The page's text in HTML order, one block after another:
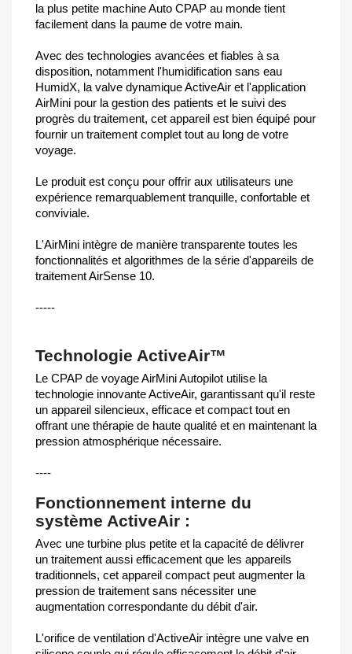
la plus petite machine Auto CPAP au monde tient
facilement dans la paume de votre main.
Avec des technologies avancées et fiables à sa
disposition, notamment l'humidification sans eau
HumidX, la valve dynamique ActiveAir et l'application
AirMini pour la gestion des patients et le suivi des
progrès du traitement, cet appareil est bien équipé pour
fournir un traitement complet tout au long de votre
voyage.
Le produit est conçu pour offrir aux utilisateurs une
expérience remarquablement tranquille, confortable et
conviviale.
L'AirMini intègre de manière transparente toutes les
fonctionnalités et algorithmes de la série d'appareils de
traitement AirSense 10.
-----
Technologie ActiveAir™
Le CPAP de voyage AirMini Autopilot utilise la
technologie innovante ActiveAir, garantissant qu'il reste
un appareil silencieux, efficace et compact tout en
offrant une thérapie de haute qualité et en maintenant la
pression atmosphérique nécessaire.
----
Fonctionnement interne du
système ActiveAir :
Avec une turbine plus petite et la capacité de délivrer
un traitement aussi efficacement que les appareils
traditionnels, cet appareil compact peut augmenter la
pression de traitement sans nécessiter une
augmentation correspondante du débit d'air.
L'orifice de ventilation d'ActiveAir intègre une valve en